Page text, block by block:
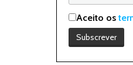
Aceito os